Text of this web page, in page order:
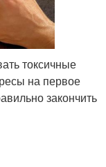
токсичные
на первое
закончить